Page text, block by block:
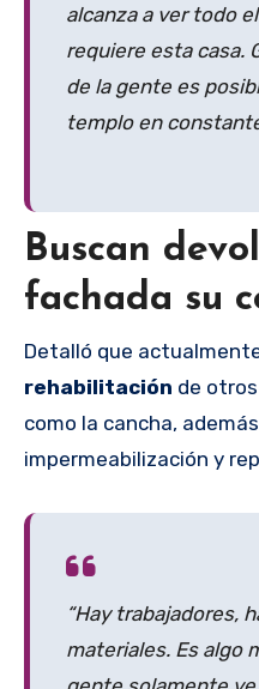
alcanza a ver todo
requiere esta casa.
de la gente es
templo en
Buscan
fachada su
Detalló que
rehabilitación de
como la cancha,
impermeabilización y
“Hay trabajadores,
materiales. Es algo